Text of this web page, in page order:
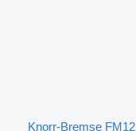
صمام الهواء Knorr-Bremse FM12